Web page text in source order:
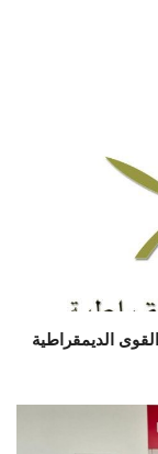
الديمقراطية